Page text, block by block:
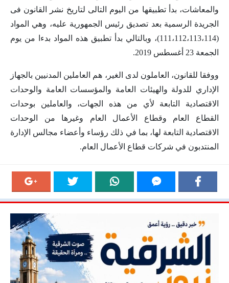
والمعاشات، بدأ تطبيقها من اليوم التالى لتاريخ نشر القانون فى
الجريدة الرسمية بعد تصديق رئيس الجمهورية عليه، وهي المواد
(111،112،113،114)، وبالتالي بدأ تطبيق هذه المواد بدءا من يوم
الجمعة 23 أغسطس 2019.
ووفقا للقانون، العاملون لدى الغير، هم العاملين المدنيين بالجهاز
الإداري للدولة والهيئات العامة والمؤسسات العامة والوحدات
الاقتصادية التابعة لأي من هذه الجهات، والعاملين بوحدات
القطاع العام وقطاع الأعمال العام وغيرها من الوحدات
الاقتصادية التابعة لها، بما في ذلك رؤساء وأعضاء مجالس الإدارة
المنتدبون في شركات قطاع الأعمال العام.